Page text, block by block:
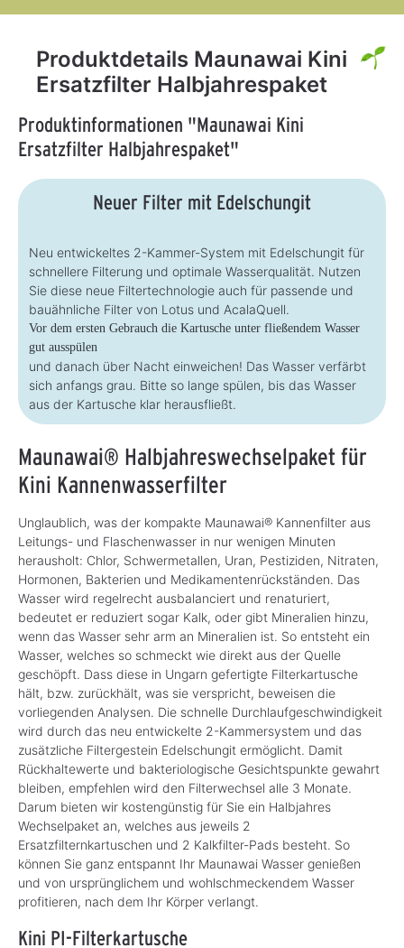
Produktdetails Maunawai Kini
Ersatzfilter Halbjahrespaket
Produktinformationen "Maunawai Kini
Ersatzfilter Halbjahrespaket"
Neuer Filter mit Edelschungit
Neu entwickeltes 2-Kammer-System mit Edelschungit für
schnellere Filterung und optimale Wasserqualität. Nutzen
Sie diese neue Filtertechnologie auch für passende und
bauähnliche Filter von Lotus und AcalaQuell.
Vor dem ersten Gebrauch die Kartusche unter fließendem Wasser
gut ausspülen
und danach über Nacht einweichen! Das Wasser verfärbt
sich anfangs grau. Bitte so lange spülen, bis das Wasser
aus der Kartusche klar herausfließt.
Maunawai® Halbjahreswechselpaket für
Kini Kannenwasserfilter
Unglaublich, was der kompakte Maunawai® Kannenfilter aus
Leitungs- und Flaschenwasser in nur wenigen Minuten
herausholt: Chlor, Schwermetallen, Uran, Pestiziden, Nitraten,
Hormonen, Bakterien und Medikamentenrückständen. Das
Wasser wird regelrecht ausbalanciert und renaturiert,
bedeutet er reduziert sogar Kalk, oder gibt Mineralien hinzu,
wenn das Wasser sehr arm an Mineralien ist. So entsteht ein
Wasser, welches so schmeckt wie direkt aus der Quelle
geschöpft. Dass diese in Ungarn gefertigte Filterkartusche
hält, bzw. zurückhält, was sie verspricht, beweisen die
vorliegenden Analysen. Die schnelle Durchlaufgeschwindigkeit
wird durch das neu entwickelte 2-Kammersystem und das
zusätzliche Filtergestein Edelschungit ermöglicht. Damit
Rückhaltewerte und bakteriologische Gesichtspunkte gewahrt
bleiben, empfehlen wird den Filterwechsel alle 3 Monate.
Darum bieten wir kostengünstig für Sie ein Halbjahres
Wechselpaket an, welches aus jeweils 2
Ersatzfilternkartuschen und 2 Kalkfilter-Pads besteht. So
können Sie ganz entspannt Ihr Maunawai Wasser genießen
und von ursprünglichem und wohlschmeckendem Wasser
profitieren, nach dem Ihr Körper verlangt.
Kini PI-Filterkartusche